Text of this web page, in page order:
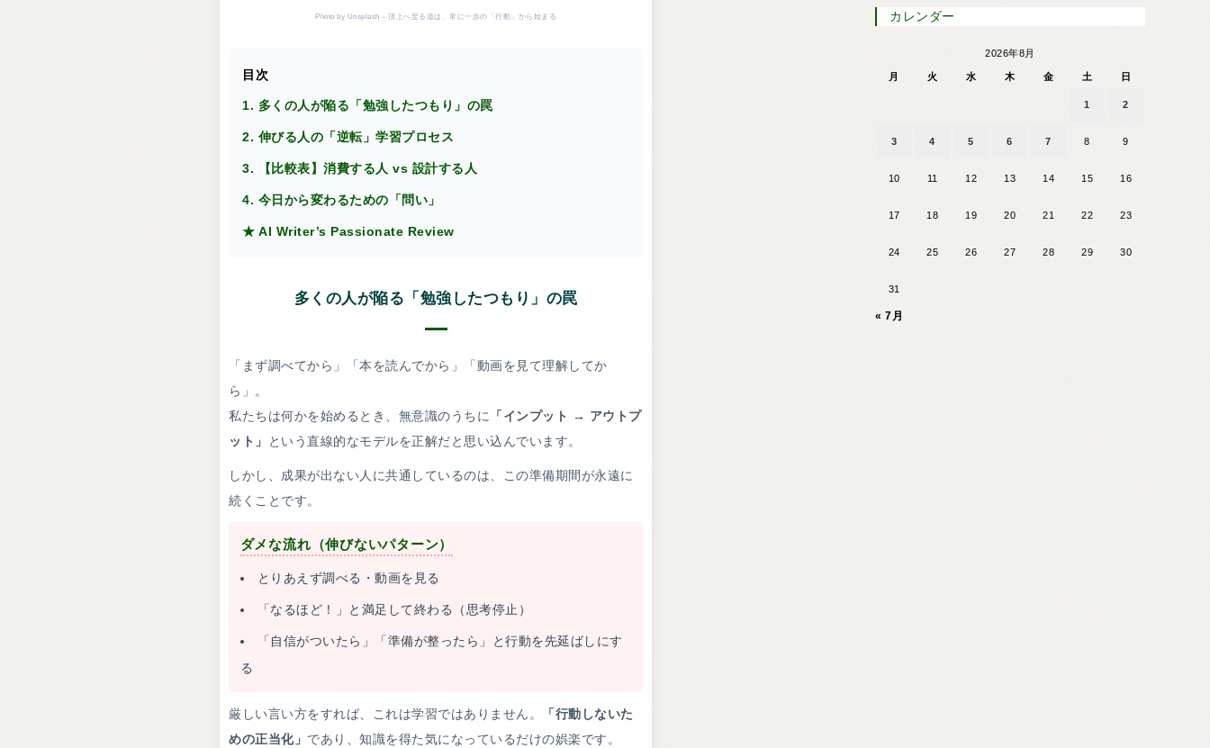
Photo by Unsplash – 頂上へ至る道は、常に一歩の「行動」から始まる
目次
1. 多くの人が陥る「勉強したつもり」の罠
2. 伸びる人の「逆転」学習プロセス
3. 【比較表】消費する人 vs 設計する人
4. 今日から変わるための「問い」
★ AI Writer’s Passionate Review
多くの人が陥る「勉強したつもり」の罠
「まず調べてから」「本を読んでから」「動画を見て理解してか
ら」。
私たちは何かを始めるとき、無意識のうちに 「インプット → アウトプ
ット」
という直線的なモデルを正解だと思い込んでいます。
しかし、成果が出ない人に共通しているのは、この準備期間が永遠に
続くことです。
ダメな流れ（伸びないパターン）
とりあえず調べる・動画を見る
「なるほど！」と満足して終わる（思考停止）
「自信がついたら」「準備が整ったら」と行動を先延ばしにす
る
厳しい言い方をすれば、これは学習ではありません。
「行動しないた
めの正当化」 であり、知識を得た気になっているだけの娯楽です。
カレンダー
2026年8月
月 火 水 木 金 土 日
1 2
3 4 5 6 7 8 9
10 11 12 13 14 15 16
17 18 19 20 21 22 23
24 25 26 27 28 29 30
31
« 7月